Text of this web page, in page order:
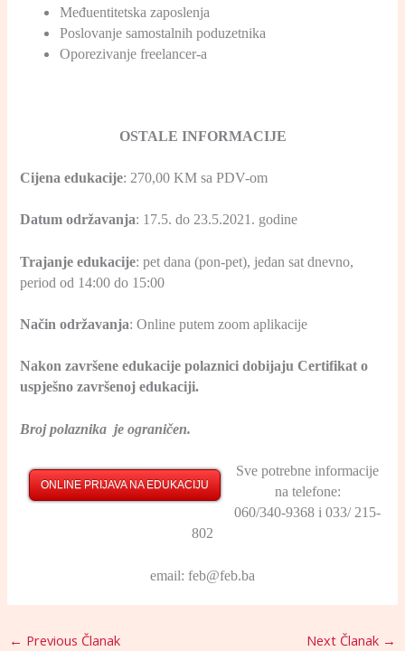
Međuentitetska zaposlenja
Poslovanje samostalnih poduzetnika
Oporezivanje freelancer-a
OSTALE INFORMACIJE
Cijena edukacije: 270,00 KM sa PDV-om
Datum održavanja: 17.5. do 23.5.2021. godine
Trajanje edukacije: pet dana (pon-pet), jedan sat dnevno,
period od 14:00 do 15:00
Način održavanja: Online putem zoom aplikacije
Nakon završene edukacije polaznici dobijaju Certifikat o
uspješno završenoj edukaciji.
Broj polaznika je ograničen.
ONLINE PRIJAVA NA EDUKACIJU
Sve potrebne informacije
na telefone:
060/340-9368 i 033/ 215-
802
email: feb@feb.ba
← Previous Članak Next Članak →